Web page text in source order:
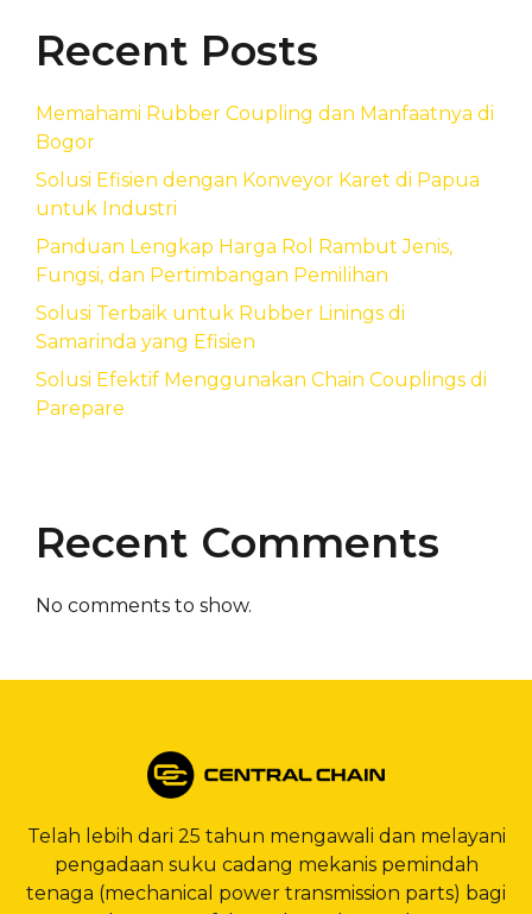
Recent Posts
Memahami Rubber Coupling dan Manfaatnya di
Bogor
Solusi Efisien dengan Konveyor Karet di Papua
untuk Industri
Panduan Lengkap Harga Rol Rambut Jenis,
Fungsi, dan Pertimbangan Pemilihan
Solusi Terbaik untuk Rubber Linings di
Samarinda yang Efisien
Solusi Efektif Menggunakan Chain Couplings di
Parepare
Recent Comments
No comments to show.
Telah lebih dari 25 tahun mengawali dan melayani
pengadaan suku cadang mekanis pemindah
tenaga (mechanical power transmission parts) bagi